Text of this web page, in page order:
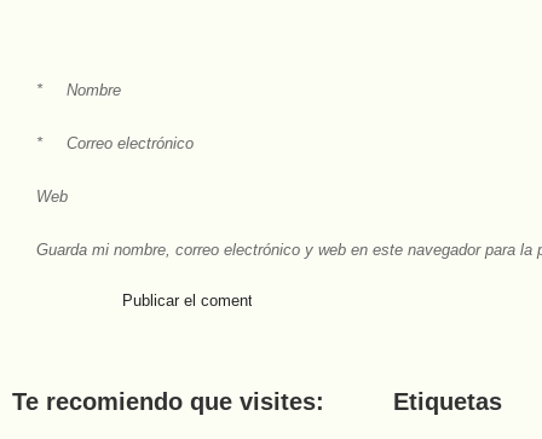
Nombre
*
Correo electrónico
*
Web
Guarda mi nombre, correo electrónico y web en este navegador para la
Te recomiendo que visites: Etiquetas